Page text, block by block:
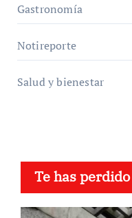
Gastronomía
Notireporte
Salud y bienestar
Te has perdido